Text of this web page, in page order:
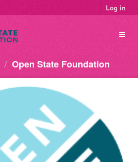
Log in
Open State Foundation